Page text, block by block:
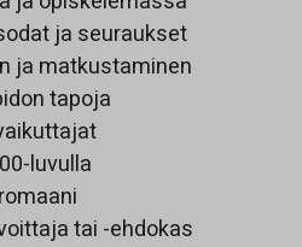
ja seuraukset
ja matkustaminen
tapoja
luvulla
tai -ehdokas